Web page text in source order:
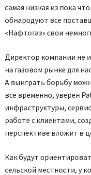
самая низкая из пока
обнародуют все
«Нафтогаз» свои
Директор компании не
на газовом рынке для
А выиграть борьбу
все временно, уверен
инфраструктуры,
работе с клиентами,
перспективе вложит в
Как будут
сельской местности, у